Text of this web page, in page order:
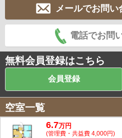
メールでお問い
電話でお問
無料会員登録はこちら
会員登録
空室一覧
6.7万円
(管理費・共益費 4,000円)